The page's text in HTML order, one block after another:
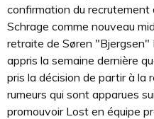
confirmation du
Schrage comme nouveau
retraite de Søren "Bjergsen"
appris la semaine dernière
pris la décision de partir à la
rumeurs qui sont apparues
promouvoir Lost en équipe